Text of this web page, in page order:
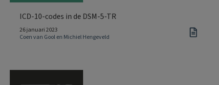
ICD-10-codes in de DSM-5-TR
26 januari 2023
Coen van Gool en Michiel Hengeveld